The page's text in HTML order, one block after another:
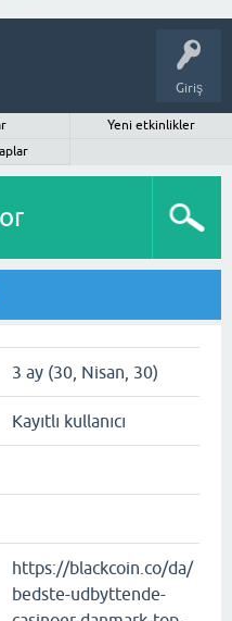
Giriş
Yeni etkinlikler
3 ay (30, Nisan, 30)
Kayıtlı kullanıcı
https://blackcoin.co/da/
bedste-udbyttende-